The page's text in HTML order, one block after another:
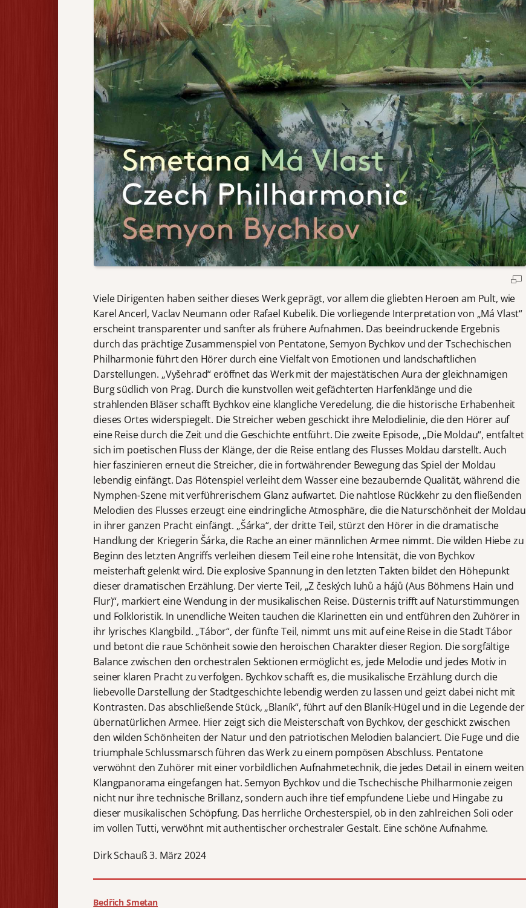
Viele Dirigenten haben seither dieses Werk geprägt, vor allem die gliebten Heroen am Pult, wie
Karel Ancerl, Vaclav Neumann oder Rafael Kubelik. Die vorliegende Interpretation von „Má Vlast“
erscheint transparenter und sanfter als frühere Aufnahmen. Das beeindruckende Ergebnis
durch das prächtige Zusammenspiel von Pentatone, Semyon Bychkov und der Tschechischen
Philharmonie führt den Hörer durch eine Vielfalt von Emotionen und landschaftlichen
Darstellungen. „Vyšehrad“ eröffnet das Werk mit der majestätischen Aura der gleichnamigen
Burg südlich von Prag. Durch die kunstvollen weit gefächterten Harfenklänge und die
strahlenden Bläser schafft Bychkov eine klangliche Veredelung, die die historische Erhabenheit
dieses Ortes widerspiegelt. Die Streicher weben geschickt ihre Melodielinie, die den Hörer auf
eine Reise durch die Zeit und die Geschichte entführt. Die zweite Episode, „Die Moldau“, entfaltet
sich im poetischen Fluss der Klänge, der die Reise entlang des Flusses Moldau darstellt. Auch
hier faszinieren erneut die Streicher, die in fortwährender Bewegung das Spiel der Moldau
lebendig einfängt. Das Flötenspiel verleiht dem Wasser eine bezaubernde Qualität, während die
Nymphen-Szene mit verführerischem Glanz aufwartet. Die nahtlose Rückkehr zu den fließenden
Melodien des Flusses erzeugt eine eindringliche Atmosphäre, die die Naturschönheit der Moldau
in ihrer ganzen Pracht einfängt. „Šárka“, der dritte Teil, stürzt den Hörer in die dramatische
Handlung der Kriegerin Šárka, die Rache an einer männlichen Armee nimmt. Die wilden Hiebe zu
Beginn des letzten Angriffs verleihen diesem Teil eine rohe Intensität, die von Bychkov
meisterhaft gelenkt wird. Die explosive Spannung in den letzten Takten bildet den Höhepunkt
dieser dramatischen Erzählung. Der vierte Teil, „Z českých luhů a hájů (Aus Böhmens Hain und
Flur)“, markiert eine Wendung in der musikalischen Reise. Düsternis trifft auf Naturstimmungen
und Folkloristik. In unendliche Weiten tauchen die Klarinetten ein und entführen den Zuhörer in
ihr lyrisches Klangbild. „Tábor“, der fünfte Teil, nimmt uns mit auf eine Reise in die Stadt Tábor
und betont die raue Schönheit sowie den heroischen Charakter dieser Region. Die sorgfältige
Balance zwischen den orchestralen Sektionen ermöglicht es, jede Melodie und jedes Motiv in
seiner klaren Pracht zu verfolgen. Bychkov schafft es, die musikalische Erzählung durch die
liebevolle Darstellung der Stadtgeschichte lebendig werden zu lassen und geizt dabei nicht mit
Kontrasten. Das abschließende Stück, „Blaník“, führt auf den Blaník-Hügel und in die Legende der
übernatürlichen Armee. Hier zeigt sich die Meisterschaft von Bychkov, der geschickt zwischen
den wilden Schönheiten der Natur und den patriotischen Melodien balanciert. Die Fuge und die
triumphale Schlussmarsch führen das Werk zu einem pompösen Abschluss. Pentatone
verwöhnt den Zuhörer mit einer vorbildlichen Aufnahmetechnik, die jedes Detail in einem weiten
Klangpanorama eingefangen hat. Semyon Bychkov und die Tschechische Philharmonie zeigen
nicht nur ihre technische Brillanz, sondern auch ihre tief empfundene Liebe und Hingabe zu
dieser musikalischen Schöpfung. Das herrliche Orchesterspiel, ob in den zahlreichen Soli oder
im vollen Tutti, verwöhnt mit authentischer orchestraler Gestalt. Eine schöne Aufnahme.
Dirk Schauß 3. März 2024
Bedřich Smetan